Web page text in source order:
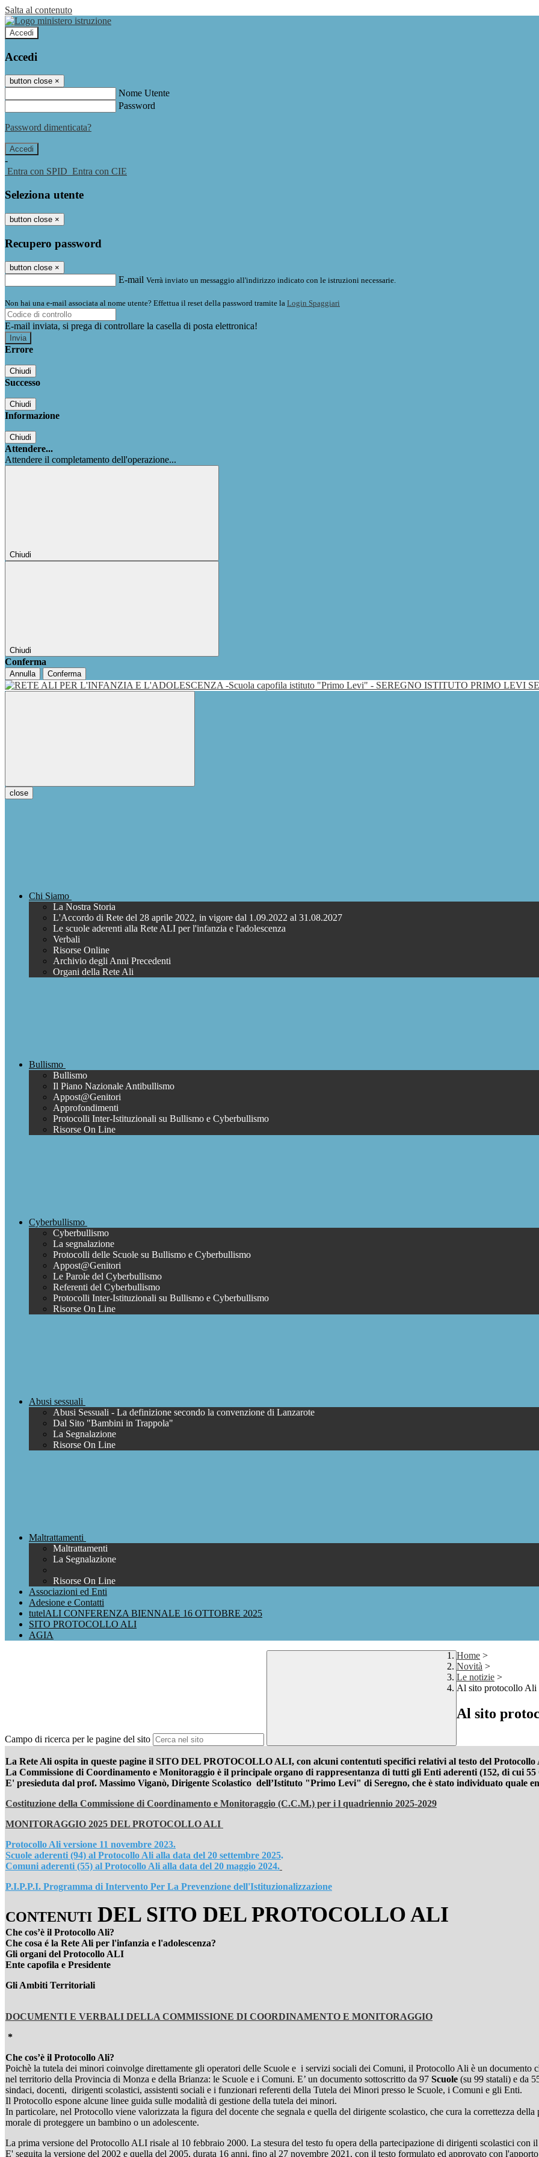
Salta al contenuto
Accedi
Accedi
button close ×
Nome Utente
Password
Password dimenticata?
-
Entra con SPID Entra con CIE
Seleziona utente
button close ×
Recupero password
button close ×
E-mail Verrà inviato un messaggio all'indirizzo indicato con le istruzioni necessarie.
Non hai una e-mail associata al nome utente? Effettua il reset della password tramite la Login Spaggiari
E-mail inviata, si prega di controllare la casella di posta elettronica!
Errore
Chiudi
Successo
Chiudi
Informazione
Chiudi
Attendere...
Attendere il completamento dell'operazione...
Chiudi
Chiudi
Conferma
Annulla Conferma
ISTITUTO PRIMO LEVI
close
Chi Siamo
La Nostra Storia
L'Accordo di Rete del 28 aprile 2022, in vigore dal 1.09.2022 al 31.08.2027
Le scuole aderenti alla Rete ALI per l'infanzia e l'adolescenza
Verbali
Risorse Online
Archivio degli Anni Precedenti
Organi della Rete Ali
Bullismo
Bullismo
Il Piano Nazionale Antibullismo
Appost@Genitori
Approfondimenti
Protocolli Inter-Istituzionali su Bullismo e Cyberbullismo
Risorse On Line
Cyberbullismo
Cyberbullismo
La segnalazione
Protocolli delle Scuole su Bullismo e Cyberbullismo
Appost@Genitori
Le Parole del Cyberbullismo
Referenti del Cyberbullismo
Protocolli Inter-Istituzionali su Bullismo e Cyberbullismo
Risorse On Line
Abusi sessuali
Abusi Sessuali - La definizione secondo la convenzione di Lanzarote
Dal Sito "Bambini in Trappola"
La Segnalazione
Risorse On Line
Maltrattamenti
Maltrattamenti
La Segnalazione
Risorse On Line
Associazioni ed Enti
Adesione e Contatti
tutelALI CONFERENZA BIENNALE 16 OTTOBRE 2025
SITO PROTOCOLLO ALI
AGIA
Campo di ricerca per le pagine del sito
Home >
Novità >
Le notizie >
Al sito protocollo Ali
Al sito
La Rete Ali ospita in queste pagine il SITO DEL PROTOCOLLO ALI, con alcuni contentuti specifici relativi al testo del
La Commissione di Coordinamento e Monitoraggio è il principale organo di rappresentanza di tutti gli Enti aderenti (152, di cui 55
E' presieduta dal prof. Massimo Viganò, Dirigente Scolastico dell’Istituto "Primo Levi" di Seregno, che è stato individuato quale
Costituzione della Commissione di Coordinamento e Monitoraggio (C.C.M.) per i l quadriennio 2025-2029
MONITORAGGIO 2025 DEL PROTOCOLLO ALI
Protocollo Ali versione 11 novembre 2023.
Scuole aderenti (94) al Protocollo Ali alla data del 20 settembre 2025.
Comuni aderenti (55) al Protocollo Ali alla data del 20 maggio 2024.
P.I.P.P.I. Programma di Intervento Per La Prevenzione dell'Istituzionalizzazione
CONTENUTI DEL SITO DEL PROTOCOLLO ALI
Che cos’è il Protocollo Ali?
Che cosa é la Rete Ali per l'infanzia e l'adolescenza?
Gli organi del Protocollo ALI
Ente capofila e Presidente
Gli Ambiti Territoriali
DOCUMENTI E VERBALI DELLA COMMISSIONE DI COORDINAMENTO E MONITORAGGIO
*
Che cos’è il Protocollo Ali?
Poichè la tutela dei minori coinvolge direttamente gli operatori delle Scuole e i servizi sociali dei Comuni, il Protocollo Ali è un documento
nel territorio della Provincia di Monza e della Brianza: le Scuole e i Comuni. E’ un documento sottoscritto da 97 Scuole (su 99 statali) e da
sindaci, docenti, dirigenti scolastici, assistenti sociali e i funzionari referenti della Tutela dei Minori presso le Scuole, i Comuni e gli Enti.
Il Protocollo espone alcune linee guida sulle modalità di gestione della tutela dei minori.
In particolare, nel Protocollo viene valorizzata la figura del docente che segnala e quella del dirigente scolastico, che cura la correttezza
morale di proteggere un bambino o un adolescente.
La prima versione del Protocollo ALI risale al 10 febbraio 2000. La stesura del testo fu opera della partecipazione di dirigenti scolastici con
E' seguita la versione del 2002 e quella del 2005, durata 16 anni, fino al 27 novembre 2021, con il testo formulato ed approvato con